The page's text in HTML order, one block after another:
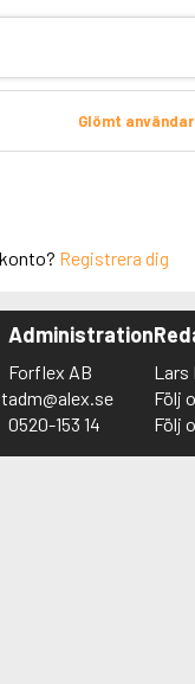
Glömt
Registrera dig
Administration
Forflex AB
adm@alex.se
0520-153 14
Lars
Följ
Följ